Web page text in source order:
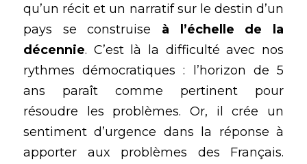
qu’un récit et un narratif sur le destin d’un
pays se construise à l’échelle de la
décennie. C’est là la difficulté avec nos
rythmes démocratiques : l’horizon de 5
ans paraît comme pertinent pour
résoudre les problèmes. Or, il crée un
sentiment d’urgence dans la réponse à
apporter aux problèmes des Français.